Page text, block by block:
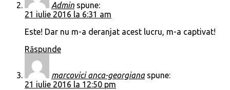
Admin spune:
21 iulie 2016 la 6:31 am
Este! Dar nu m-a deranjat acest lucru, m-a captivat!
Răspunde
marcovici anca-georgiana spune:
21 iulie 2016 la 12:50 pm